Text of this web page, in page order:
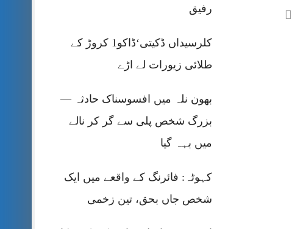
رفیق
کلرسیداں ڈکیتی‘ڈاکو1 کروڑ کے
طلائی زیورات لے اڑے
بھون نلہ میں افسوسناک حادثہ —
بزرگ شخص پلی سے گر کر نالے
میں بہہ گیا
کہوٹہ: فائرنگ کے واقعے میں ایک
شخص جاں بحق، تین زخمی